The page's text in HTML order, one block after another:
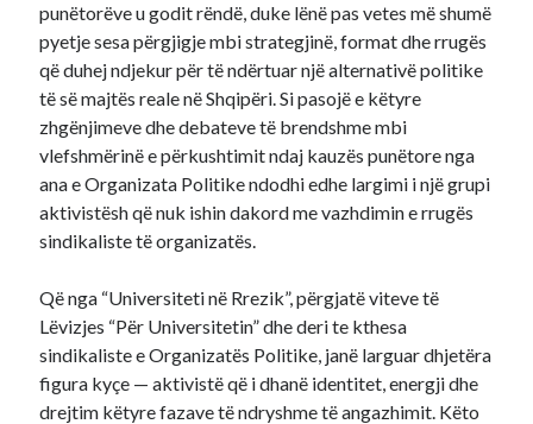
punëtorëve u godit rëndë, duke lënë pas vetes më shumë
pyetje sesa përgjigje mbi strategjinë, format dhe rrugës
që duhej ndjekur për të ndërtuar një alternativë politike
të së majtës reale në Shqipëri. Si pasojë e këtyre
zhgënjimeve dhe debateve të brendshme mbi
vlefshmërinë e përkushtimit ndaj kauzës punëtore nga
ana e Organizata Politike ndodhi edhe largimi i një grupi
aktivistësh që nuk ishin dakord me vazhdimin e rrugës
sindikaliste të organizatës.
Që nga “Universiteti në Rrezik”, përgjatë viteve të
Lëvizjes “Për Universitetin” dhe deri te kthesa
sindikaliste e Organizatës Politike, janë larguar dhjetëra
figura kyçe — aktivistë që i dhanë identitet, energji dhe
drejtim këtyre fazave të ndryshme të angazhimit. Këto